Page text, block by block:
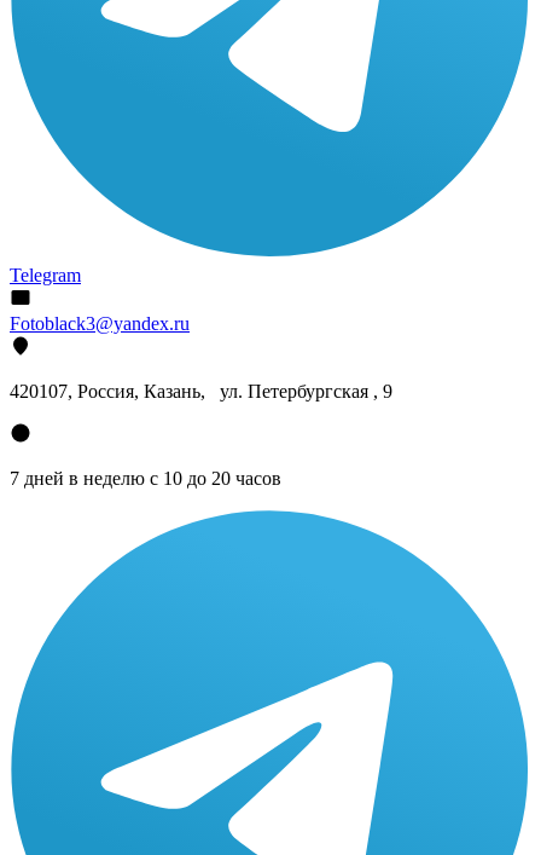
Telegram
Fotoblack3@yandex.ru
420107, Россия, Казань, ул. Петербургская , 9
7 дней в неделю с 10 до 20 часов